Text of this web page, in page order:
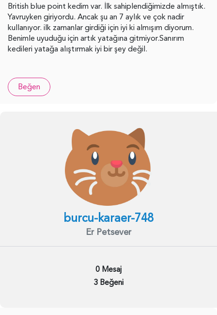
British blue point kedim var. İlk sahiplendiğimizde almıştık.
Yavruyken giriyordu. Ancak şu an 7 aylık ve çok nadir
kullanıyor. ilk zamanlar girdiği için iyi ki almışım diyorum.
Benimle uyuduğu için artık yatağına gitmiyor.Sanırım
kedileri yatağa alıştırmak iyi bir şey değil.
Beğen
burcu-karaer-748
Er Petsever
0 Mesaj
3 Beğeni